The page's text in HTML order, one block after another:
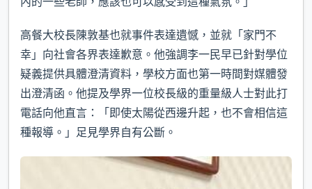
高餐大校長陳敦基也就事件表達遺憾，並就「家門不
幸」向社會各界表達歉意。他強調李一民早已針對學位
疑義提供具體澄清資料，學校方面也第一時間對媒體發
出澄清函。他提及學界一位校長級的重量級人士對此打
電話向他直言：「即使太陽從西邊升起，也不會相信這
種報導。」足見學界自有公斷。